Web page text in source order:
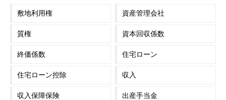
敷地利用権 資産管理会社
質権 資本回収係数
終価係数 住宅ローン
住宅ローン控除 収入
収入保障保険 出産手当金